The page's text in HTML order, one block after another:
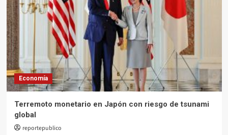
Economía
Terremoto monetario en Japón con riesgo de tsunami
global
reportepublico